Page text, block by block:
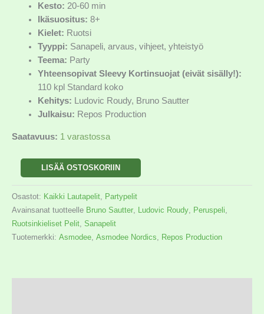
Kesto: 20-60 min
Ikäsuositus: 8+
Kielet: Ruotsi
Tyyppi: Sanapeli, arvaus, vihjeet, yhteistyö
Teema: Party
Yhteensopivat Sleevy Kortinsuojat (eivät sisälly!):
110 kpl Standard koko
Kehitys: Ludovic Roudy, Bruno Sautter
Julkaisu: Repos Production
Saatavuus: 1 varastossa
LISÄÄ OSTOSKORIIN
Osastot: Kaikki Lautapelit Partypelit
Avainsanat tuotteelle Bruno Sautter Ludovic Roudy Peruspeli
Ruotsinkieliset Pelit Sanapelit
Tuotemerkki: Asmodee Asmodee Nordics Repos Production